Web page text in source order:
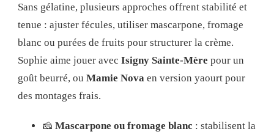
Sans gélatine, plusieurs approches offrent stabilité et
tenue : ajuster fécules, utiliser mascarpone, fromage
blanc ou purées de fruits pour structurer la crème.
Sophie aime jouer avec Isigny Sainte-Mère pour un
goût beurré, ou Mamie Nova en version yaourt pour
des montages frais.
🧀 Mascarpone ou fromage blanc : stabilisent la